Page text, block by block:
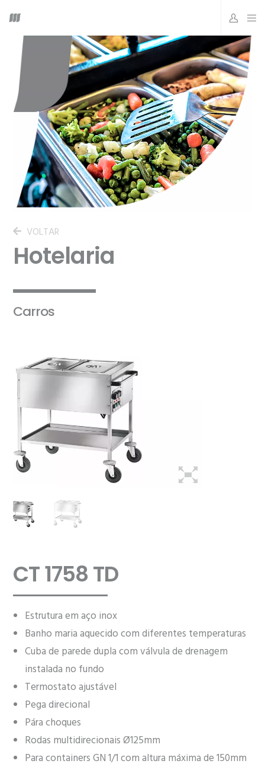
VOLTAR
Hotelaria
Carros
CT 1758 TD
Estrutura em aço inox
Banho maria aquecido com diferentes temperaturas
Cuba de parede dupla com válvula de drenagem
instalada no fundo
Termostato ajustável
Pega direcional
Pára choques
Rodas multidirecionais Ø125mm
Para containers GN 1/1 com altura máxima de 150mm